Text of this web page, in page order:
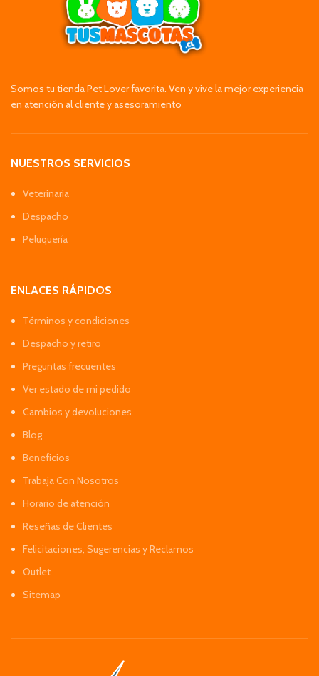
Somos tu tienda Pet Lover favorita. Ven y vive la mejor experiencia
en atención al cliente y asesoramiento
NUESTROS SERVICIOS
Veterinaria
Despacho
Peluquería
ENLACES RÁPIDOS
Términos y condiciones
Despacho y retiro
Preguntas frecuentes
Ver estado de mi pedido
Cambios y devoluciones
Blog
Beneficios
Trabaja Con Nosotros
Horario de atención
Reseñas de Clientes
Felicitaciones, Sugerencias y Reclamos
Outlet
Sitemap